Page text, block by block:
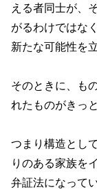
える者同士が、
がるわけではな
新たな可能性を
そのときに、も
れたものがきっ
つまり構造とし
りのある家族を
弁証法になってい